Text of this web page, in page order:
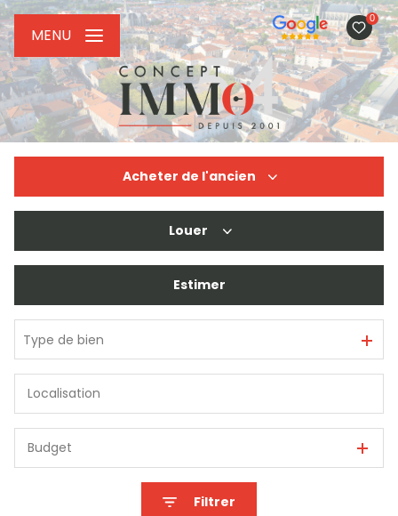
0
MENU
Acheter de l'ancien
De l'immo pro
Louer
De l'immo pro
Estimer
Type de bien
Budget
Filtrer